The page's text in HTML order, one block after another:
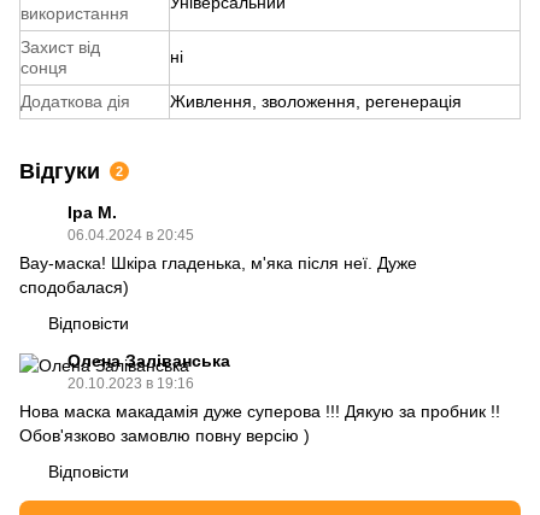
використання
Захист від
сонця
ні
Додаткова дія Живлення, зволоження, регенерація
Відгуки 2
Іра М.
06.04.2024 в 20:45
Вау-маска! Шкіра гладенька, м'яка після неї. Дуже
сподобалася)
Відповісти
Олена Заліванська
20.10.2023 в 19:16
Нова маска макадамія дуже суперова !!! Дякую за пробник !!
Обов'язково замовлю повну версію )
Відповісти